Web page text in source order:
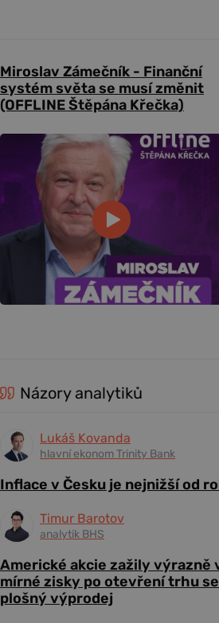
Miroslav Zámečník - Finanční
systém světa se musí změnit
(OFFLINE Štěpána Křečka)
Názory analytiků
Lukáš Kovanda
hlavní ekonom Trinity Bank
Inflace v Česku je nejnižší od
Timur Barotov
analytik BHS
Americké akcie zažily výrazně
mírné zisky po otevření trhu
plošný výprodej